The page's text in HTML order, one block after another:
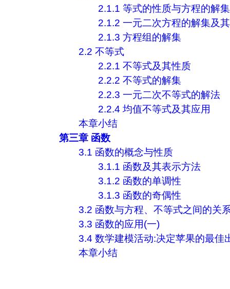
2.1.1 等式的性质与方程的解集
2.1.2 一元二次方程的解集及
2.1.3 方程组的解集
2.2 不等式
2.2.1 不等式及其性质
2.2.2 不等式的解集
2.2.3 一元二次不等式的解法
2.2.4 均值不等式及其应用
本章小结
第三章 函数
3.1 函数的概念与性质
3.1.1 函数及其表示方法
3.1.2 函数的单调性
3.1.3 函数的奇偶性
3.2 函数与方程、不等式之间的关
3.3 函数的应用(一)
3.4 数学建模活动:决定苹果的最佳
本章小结